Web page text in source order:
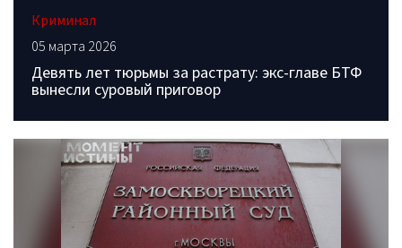
Криминал
05 марта 2026
Девять лет тюрьмы за растрату: экс-главе БТФ
вынесли суровый приговор